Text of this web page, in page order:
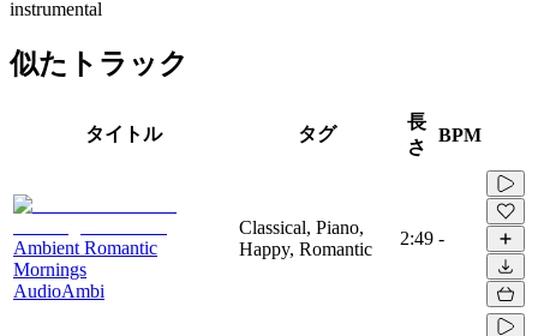
instrumental
似たトラック
タイトル タグ
長
さ
BPM
Ambient Romantic
Mornings
AudioAmbi
Classical, Piano,
Happy, Romantic
2:49 -